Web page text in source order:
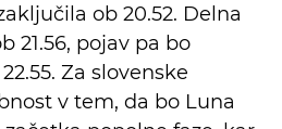
ob 20.52. Delna
21.56, pojav pa bo
Za slovenske
v tem, da bo Luna